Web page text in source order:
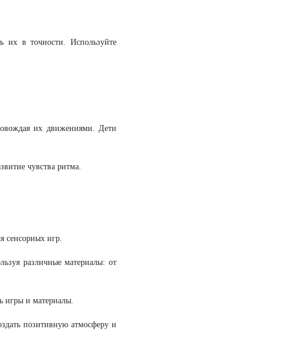
в точности. Используйте
их движениями. Дети
чувства ритма.
сенсорных игр.
различные материалы: от
игры и материалы.
позитивную атмосферу и